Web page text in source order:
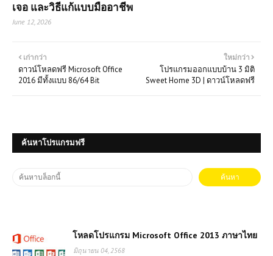
เจอ และวิธีแก้แบบมืออาชีพ
June 12, 2026
ใหม่กว่า
โปรแกรมออกแบบบ้าน 3 มิติ
Sweet Home 3D | ดาวน์โหลดฟรี
เก่ากว่า
ดาวน์โหลดฟรี Microsoft Office
2016 มีทั้งแบบ 86/64 Bit
ค้นหาโปรแกรมฟรี
โหลดโปรแกรม Microsoft Office 2013 ภาษาไทย
มิถุนายน 04, 2568